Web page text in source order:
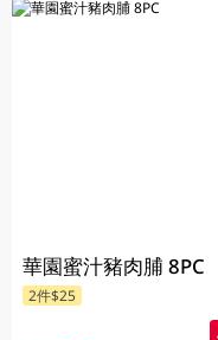
華園蜜汁豬肉脯 8PC
2件$25